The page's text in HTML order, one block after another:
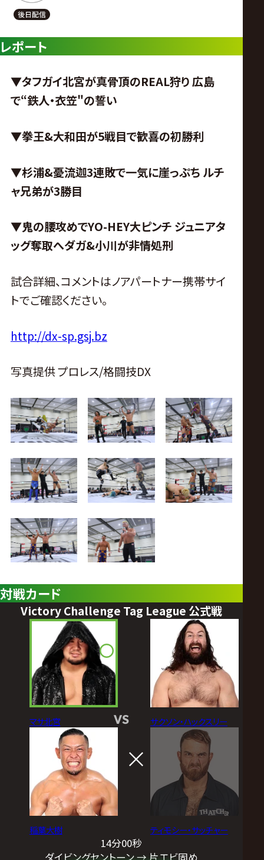
レポート
▼タフガイ北宮が真骨頂のREAL狩り 広島
で“鉄人・衣笠"の誓い
▼拳王&大和田が5戦目で歓喜の初勝利
▼杉浦&憂流迦3連敗で一気に崖っぷち ルチ
ャ兄弟が3勝目
▼鬼の腰攻めでYO-HEY大ピンチ ジュニアタ
ッグ奪取へダガ&小川が非情処刑
試合詳細、コメントはノアパートナー携帯サイ
トでご確認ください。
http://dx-sp.gsj.bz
写真提供 プロレス/格闘技DX
対戦カード
Victory Challenge Tag League 公式戦
マサ北宮
稲葉大樹
VS サクソン・ハックスリー
ティモシー・サッチャー
14分00秒